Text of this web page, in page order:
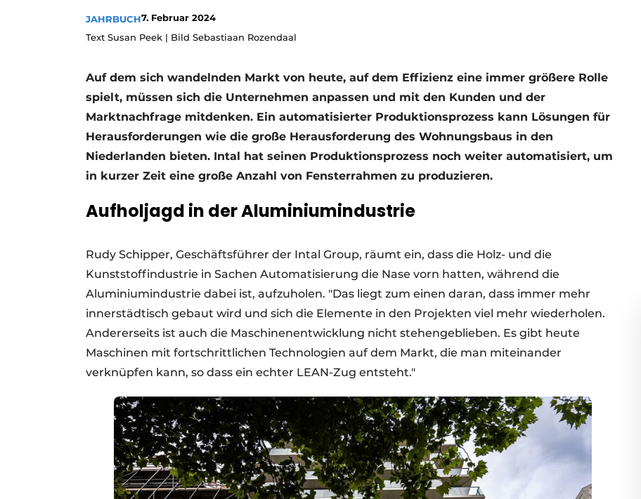
Podcasts
Datenschutz / Cookie-Erklärung
Freie Stellen
Videos
JAHRBUCH7. Februar 2024
Text Susan Peek | Bild Sebastiaan Rozendaal
Auf dem sich wandelnden Markt von heute, auf dem Effizienz eine immer größere Rolle
spielt, müssen sich die Unternehmen anpassen und mit den Kunden und der
Marktnachfrage mitdenken. Ein automatisierter Produktionsprozess kann Lösungen für
Herausforderungen wie die große Herausforderung des Wohnungsbaus in den
Niederlanden bieten. Intal hat seinen Produktionsprozess noch weiter automatisiert, um
in kurzer Zeit eine große Anzahl von Fensterrahmen zu produzieren.
Aufholjagd in der Aluminiumindustrie
Rudy Schipper, Geschäftsführer der Intal Group, räumt ein, dass die Holz- und die
Kunststoffindustrie in Sachen Automatisierung die Nase vorn hatten, während die
Aluminiumindustrie dabei ist, aufzuholen. "Das liegt zum einen daran, dass immer mehr
innerstädtisch gebaut wird und sich die Elemente in den Projekten viel mehr wiederholen.
Andererseits ist auch die Maschinenentwicklung nicht stehengeblieben. Es gibt heute
Maschinen mit fortschrittlichen Technologien auf dem Markt, die man miteinander
verknüpfen kann, so dass ein echter LEAN-Zug entsteht."